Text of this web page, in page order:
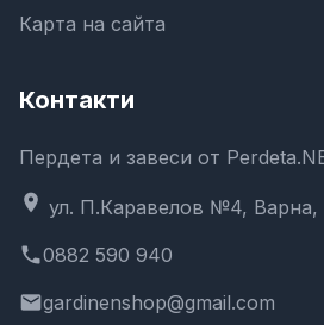
Карта на сайта
Контакти
Пердета и завеси от
location_on ул. П.Каравелов №4, Варна,
phone0882 590 940
emailgardinenshop@gmail.com